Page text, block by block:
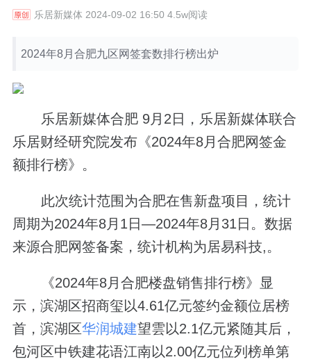
乐居新媒体 2024-09-02 16:50 4.5w阅读
2024年8月合肥九区网签套数排行榜出炉
乐居新媒体合肥 9月2日，乐居新媒体联合
乐居财经研究院发布《2024年8月合肥网签金
额排行榜》。
此次统计范围为合肥在售新盘项目，统计
周期为2024年8月1日—2024年8月31日。数据
来源合肥网签备案，统计机构为居易科技,。
《2024年8月合肥楼盘销售排行榜》显
示，滨湖区招商玺以4.61亿元签约金额位居榜
首，滨湖区华润城建望雲以2.1亿元紧随其后，
包河区中铁建花语江南以2.00亿元位列榜单第